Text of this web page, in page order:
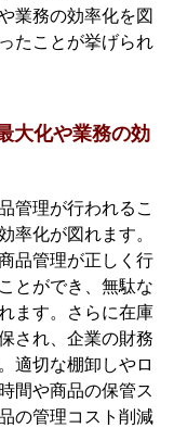
業務の効率化を図
たことが挙げられ
大化や業務の効
管理が行われるこ
率化が図れます。
品管理が正しく行
とができ、無駄な
ます。さらに在庫
され、企業の財務
適切な棚卸しやロ
間や商品の保管ス
の管理コスト削減